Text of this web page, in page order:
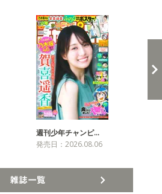
週刊少年チャンピ…
発売日：2026.08.06